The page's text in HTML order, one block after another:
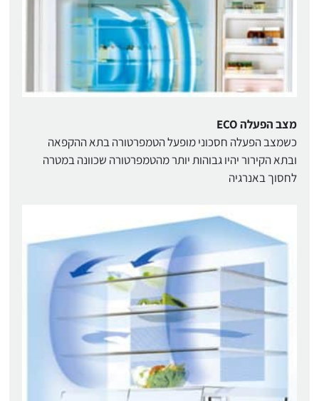
מצב הפעלה ECO
כשמצב הפעלה חסכוני מופעל הטמפרטורה בתא ההקפאה
ובתא הקירור יהיו גבוהות יותר מהטמפרטורה שכוונה במטרה
לחסוך באנרגיה